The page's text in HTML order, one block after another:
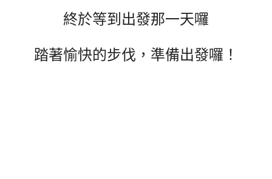
終於等到出發那一天囉
踏著愉快的步伐，準備出發囉！